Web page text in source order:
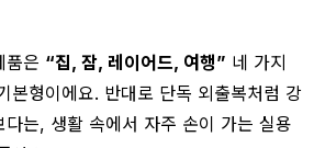
품은 “집, 잠, 레이어드, 여행” 네 가지
본형이에요. 반대로 단독 외출복처럼 강
다는, 생활 속에서 자주 손이 가는 실용